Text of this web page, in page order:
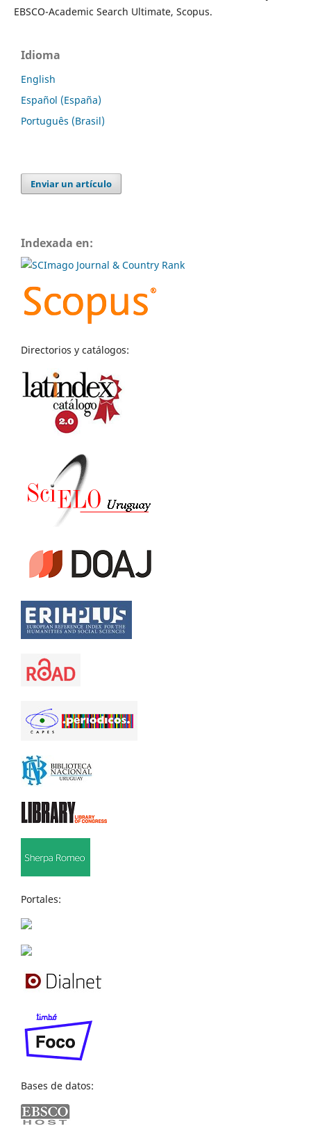
EBSCO-Academic Search Ultimate, Scopus.
Idioma
English
Español (España)
Português (Brasil)
Enviar un artículo
Indexada en:
Directorios y catálogos:
Portales:
Bases de datos: